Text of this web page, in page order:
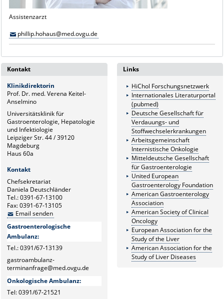
Assistenzarzt
phillip.hohaus@med.ovgu.de
Kontakt
Klinikdirektorin
Prof. Dr. med. Verena Keitel-
Anselmino
Universitätsklinik für
Gastroenterologie, Hepatologie
und Infektiologie
Leipziger Str. 44 / 39120
Magdeburg
Haus 60a
Kontakt
Chefsekretariat
Daniela Deutschländer
Tel.: 0391-67-13100
Fax: 0391-67-13105
Email senden
Gastroenterologische
Ambulanz:
Tel.: 0391/67-13139
gastroambulanz-
terminanfrage@med.ovgu.de
Onkologische Ambulanz:
Tel: 0391/67-21521
Links
HiChol Forschungsnetzwerk
Internationales Literaturportal
(pubmed)
Deutsche Gesellschaft für
Verdauungs- und
Stoffwechselerkrankungen
Arbeitsgemeinschaft
Internistische Onkologie
Mitteldeutsche Gesellschaft
für Gastroenterologie
United European
Gastroenterology Foundation
American Gastroenterology
Association
American Society of Clinical
Oncology
European Association for the
Study of the Liver
American Association for the
Study of Liver Diseases